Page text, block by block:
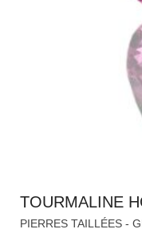
TOURMALINE
PIERRES TAILLÉES -